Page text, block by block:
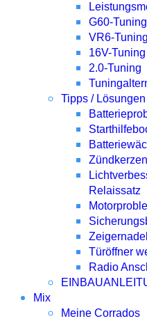
G60-Tuning
VR6-Tuning
16V-Tuning
2.0-Tuning
Tipps / Lösungen
Zündkerzen
Relaissatz
Türöffner
Radio
Mix
Meine Corrados